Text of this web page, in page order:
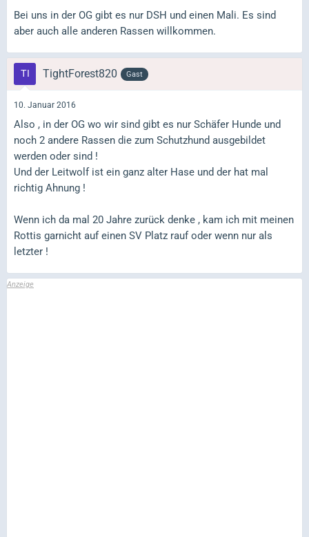
Bei uns in der OG gibt es nur DSH und einen Mali. Es sind
aber auch alle anderen Rassen willkommen.
TightForest820 Gast
10. Januar 2016
Also , in der OG wo wir sind gibt es nur Schäfer Hunde und
noch 2 andere Rassen die zum Schutzhund ausgebildet
werden oder sind !
Und der Leitwolf ist ein ganz alter Hase und der hat mal
richtig Ahnung !
Wenn ich da mal 20 Jahre zurück denke , kam ich mit meinen
Rottis garnicht auf einen SV Platz rauf oder wenn nur als
letzter !